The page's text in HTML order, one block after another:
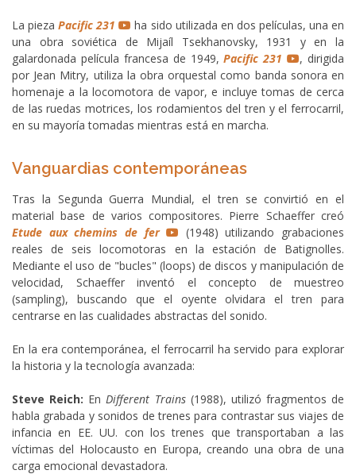
La piezaPacific 231
ha sido utilizada en dos películas, una en
una obra soviética de Mijaíl Tsekhanovsky, 1931 y en la
galardonada película francesa de 1949,Pacific 231
, dirigida
por Jean Mitry, utiliza la obra orquestal como banda sonora en
homenaje a la locomotora de vapor, e incluye tomas de cerca
de las ruedas motrices, los rodamientos del tren y el ferrocarril,
en su mayoría tomadas mientras está en marcha.
Vanguardias contemporáneas
Tras la Segunda Guerra Mundial, el tren se convirtió en el
material base de varios compositores. Pierre Schaeffer creó
Etude aux chemins de fer
(1948) utilizando grabaciones
reales de seis locomotoras en la estación de Batignolles.
Mediante el uso de "bucles" (loops) de discos y manipulación de
velocidad, Schaeffer inventó el concepto de muestreo
(sampling), buscando que el oyente olvidara el tren para
centrarse en las cualidades abstractas del sonido.
En la era contemporánea, el ferrocarril ha servido para explorar
la historia y la tecnología avanzada:
Steve Reich: EnDifferent Trains(1988), utilizó fragmentos de
habla grabada y sonidos de trenes para contrastar sus viajes de
infancia en EE. UU. con los trenes que transportaban a las
víctimas del Holocausto en Europa, creando una obra de una
carga emocional devastadora.